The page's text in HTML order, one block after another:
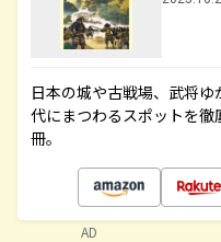
日本の城や古戦場、武将
代にまつわるスポットを
冊。
AD